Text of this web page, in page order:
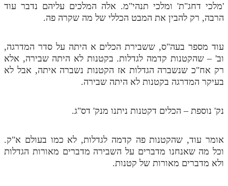
'מלכי דחג"ת' ומלכי תנהי"מ. אלה המלכים עליהם נדבר עוד
הרבה, רק להבין את המבט הכללי של מה שקרה פה.
עוד מספר בעה"ס, ששבירת הכלים א היתה על סדר המדרגה,
וב' – שהקטנות קדמה לגדלות. בקטנות לא היתה שבירה, אלא
רק אח"כ שנשברה הגדלות אז הקטנות נשברה איתה, אבל לא
בעיקר המדרגה בקטנות לא היתה שבירה.
נק' נוספת – הכלים דקטנות ניתנו מנק' דס"ג.
אומר עוד, שהקטנות פה קדמה לגדלות, לא כמו בעולם א"ק.
וכל מה שאנחנו מדברים על השבירה מדברים מאורות הגדלות
ולא מדברים מאורות של קטנות.